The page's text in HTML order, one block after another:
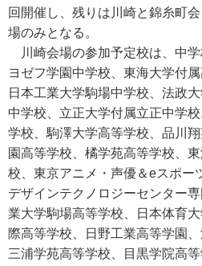
回開催し、残りは川崎と錦糸町会
場のみとなる。
川崎会場の参加予定校は、中
ヨゼフ学園中学校、東海大学付
日本工業大学駒場中学校、法政
中学校、立正大学付属立正中学
学校、駒澤大学高等学校、品川
園高等学校、橘学苑高等学校、
校、東京アニメ・声優＆eスポー
デザインテクノロジーセンター
業大学駒場高等学校、日本体育
際高等学校、日野工業高等学園
三浦学苑高等学校、目黒学院高